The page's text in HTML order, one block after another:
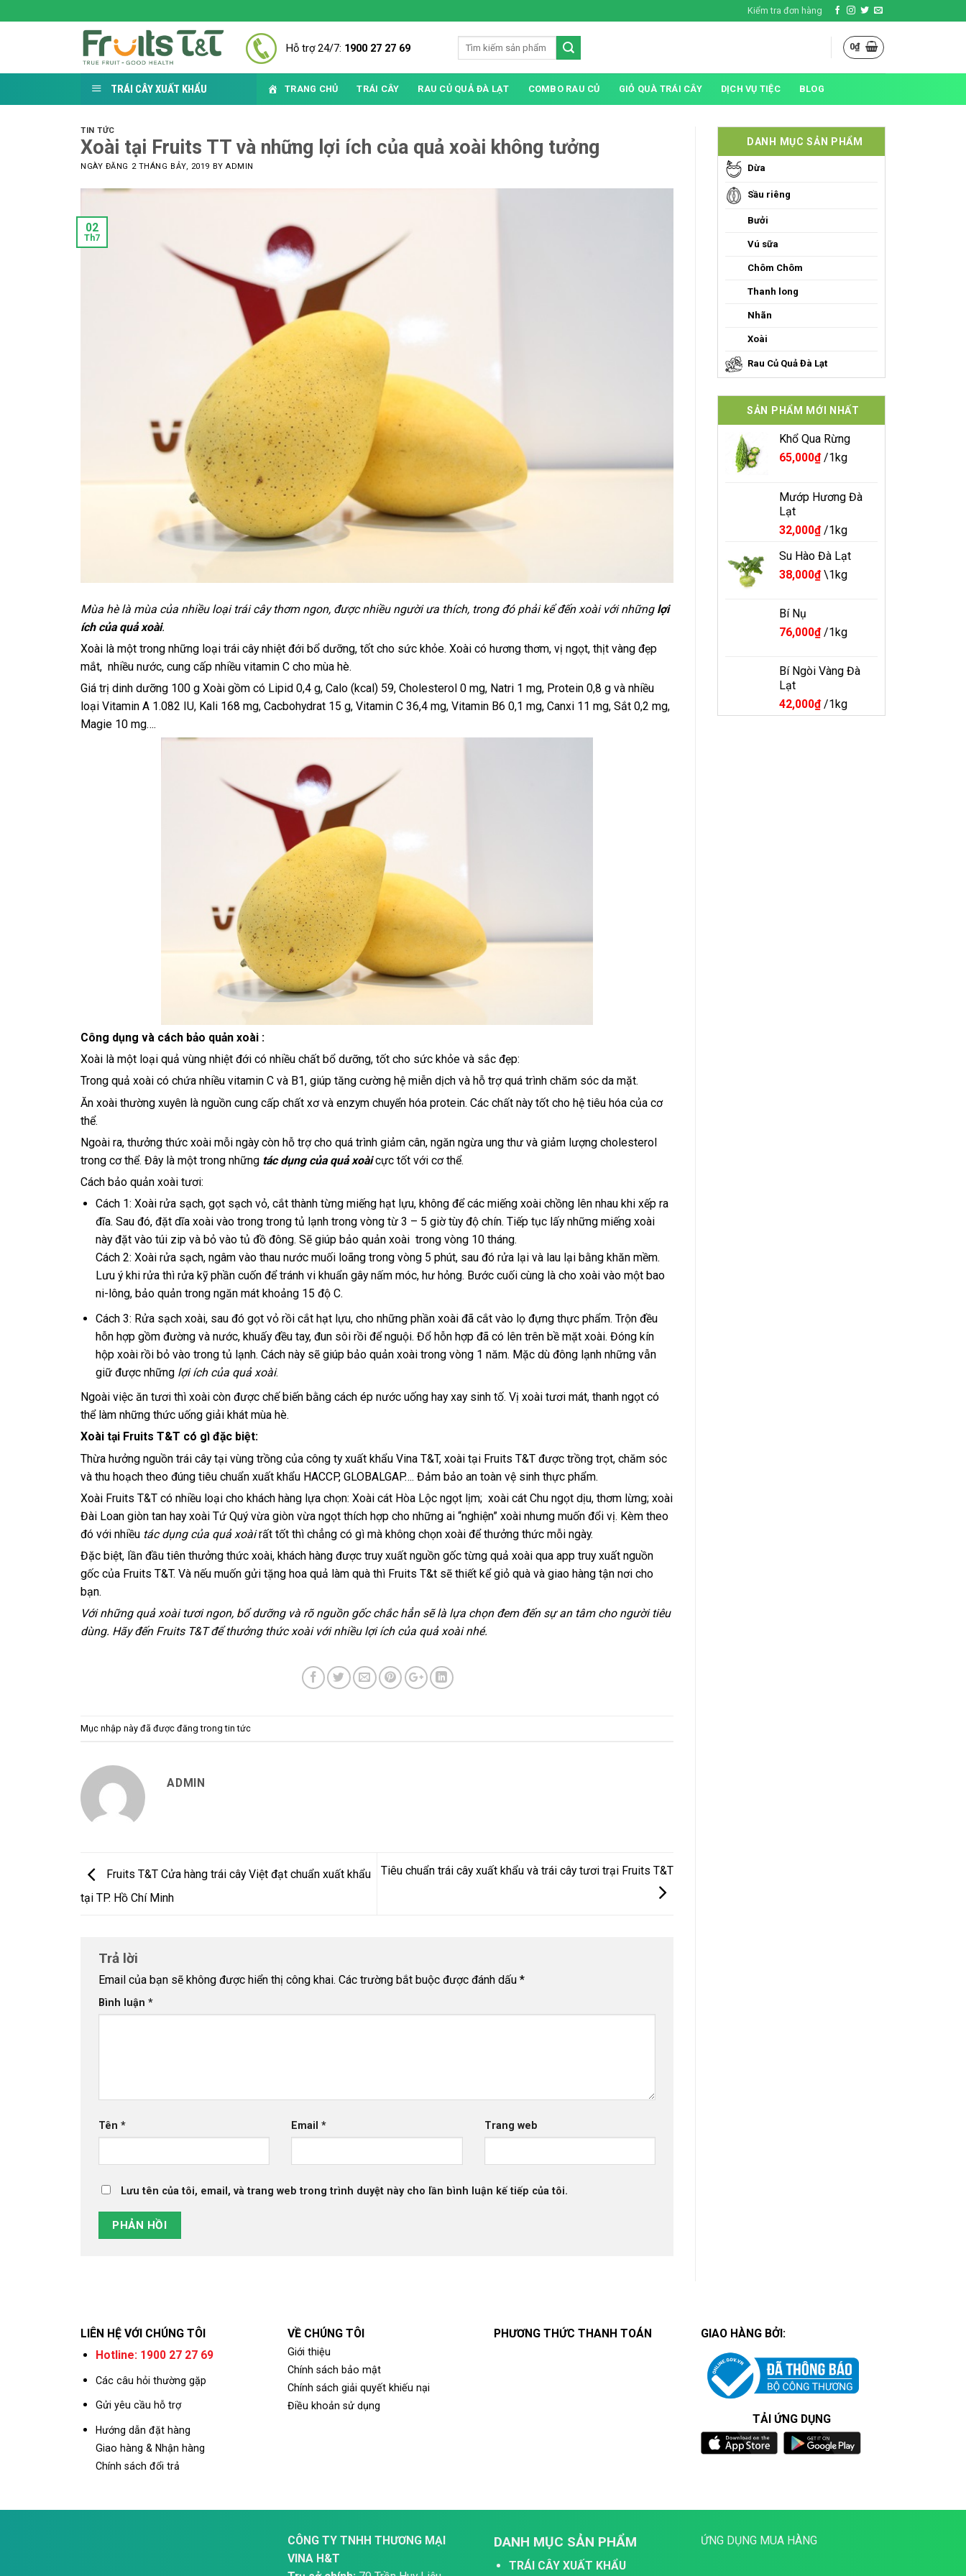
to
Kiểm tra đơn hàng
Hỗ trợ 24/7: 1900 27 27 69 0₫
TRÁI CÂY XUẤT KHẨU TRANG CHỦ TRÁI CÂY RAU CỦ QUẢ ĐÀ LẠT COMBO RAU CỦ GIỎ QUÀ TRÁI CÂY DỊCH VỤ TIỆC BLOG
TIN TỨC
Xoài tại Fruits TT và những lợi ích của quả xoài không tưởng
NGÀY ĐĂNG 2 THÁNG BẢY, 2019 BYADMIN
02
Th7
Mùa hè là mùa của nhiều loại trái cây thơm ngon, được nhiều người ưa thích, trong đó phải kể đến xoài với những lợi
ích của quả xoài.
Xoài là một trong những loại trái cây nhiệt đới bổ dưỡng, tốt cho sức khỏe. Xoài có hương thơm, vị ngọt, thịt vàng đẹp
mắt, nhiều nước, cung cấp nhiều vitamin C cho mùa hè.
Giá trị dinh dưỡng 100 g Xoài gồm có Lipid 0,4 g, Calo (kcal) 59, Cholesterol 0 mg, Natri 1 mg, Protein 0,8 g và nhiều
loại Vitamin A 1.082 IU, Kali 168 mg, Cacbohydrat 15 g, Vitamin C 36,4 mg, Vitamin B6 0,1 mg, Canxi 11 mg, Sắt 0,2 mg,
Magie 10 mg….
Công dụng và cách bảo quản xoài :
Xoài là một loại quả vùng nhiệt đới có nhiều chất bổ dưỡng, tốt cho sức khỏe và sắc đẹp:
Trong quả xoài có chứa nhiều vitamin C và B1, giúp tăng cường hệ miễn dịch và hỗ trợ quá trình chăm sóc da mặt.
Ăn xoài thường xuyên là nguồn cung cấp chất xơ và enzym chuyển hóa protein. Các chất này tốt cho hệ tiêu hóa của cơ
thể.
Ngoài ra, thưởng thức xoài mỗi ngày còn hỗ trợ cho quá trình giảm cân, ngăn ngừa ung thư và giảm lượng cholesterol
trong cơ thể. Đây là một trong những tác dụng của quả xoàicực tốt với cơ thể.
Cách bảo quản xoài tươi:
Cách 1: Xoài rửa sạch, gọt sạch vỏ, cắt thành từng miếng hạt lựu, không để các miếng xoài chồng lên nhau khi xếp ra
đĩa. Sau đó, đặt dĩa xoài vào trong trong tủ lạnh trong vòng từ 3 – 5 giờ tùy độ chín. Tiếp tục lấy những miếng xoài
này đặt vào túi zip và bỏ vào tủ đồ đông. Sẽ giúp bảo quản xoài trong vòng 10 tháng.
Cách 2: Xoài rửa sạch, ngâm vào thau nước muối loãng trong vòng 5 phút, sau đó rửa lại và lau lại bằng khăn mềm.
Lưu ý khi rửa thì rửa kỹ phần cuốn để tránh vi khuẩn gây nấm móc, hư hỏng. Bước cuối cùng là cho xoài vào một bao
ni-lông, bảo quản trong ngăn mát khoảng 15 độ C.
Cách 3: Rửa sạch xoài, sau đó gọt vỏ rồi cắt hạt lựu, cho những phần xoài đã cắt vào lọ đựng thực phẩm. Trộn đều
hỗn hợp gồm đường và nước, khuấy đều tay, đun sôi rồi để nguội. Đổ hỗn hợp đã có lên trên bề mặt xoài. Đóng kín
hộp xoài rồi bỏ vào trong tủ lạnh. Cách này sẽ giúp bảo quản xoài trong vòng 1 năm. Mặc dù đông lạnh những vẫn
giữ được những lợi ích của quả xoài.
Ngoài việc ăn tươi thì xoài còn được chế biến bằng cách ép nước uống hay xay sinh tố. Vị xoài tươi mát, thanh ngọt có
thể làm những thức uống giải khát mùa hè.
Xoài tại Fruits T&T có gì đặc biệt:
Thừa hưởng nguồn trái cây tại vùng trồng của công ty xuất khẩu Vina T&T, xoài tại Fruits T&T được trồng trọt, chăm sóc
và thu hoạch theo đúng tiêu chuẩn xuất khẩu HACCP, GLOBALGAP…. Đảm bảo an toàn vệ sinh thực phẩm.
Xoài Fruits T&T có nhiều loại cho khách hàng lựa chọn: Xoài cát Hòa Lộc ngọt lịm; xoài cát Chu ngọt dịu, thơm lừng; xoài
Đài Loan giòn tan hay xoài Tứ Quý vừa giòn vừa ngọt thích hợp cho những ai “nghiện” xoài nhưng muốn đổi vị. Kèm theo
đó với nhiều tác dụng của quả xoàirất tốt thì chẳng có gì mà không chọn xoài để thưởng thức mỗi ngày.
Đặc biệt, lần đầu tiên thưởng thức xoài, khách hàng được truy xuất nguồn gốc từng quả xoài qua app truy xuất nguồn
gốc của Fruits T&T. Và nếu muốn gửi tặng hoa quả làm quà thì Fruits T&t sẽ thiết kể giỏ quà và giao hàng tận nơi cho
bạn.
Với những quả xoài tươi ngon, bổ dưỡng và rõ nguồn gốc chắc hẳn sẽ là lựa chọn đem đến sự an tâm cho người tiêu
dùng. Hãy đến Fruits T&T để thưởng thức xoài với nhiều lợi ích của quả xoài nhé.
Mục nhập này đã được đăng trong tin tức
ADMIN
Fruits T&T Cửa hàng trái cây Việt đạt chuẩn xuất khẩu
tại TP. Hồ Chí Minh
Tiêu chuẩn trái cây xuất khẩu và trái cây tươi trại Fruits T&T
Trả lời
Email của bạn sẽ không được hiển thị công khai. Các trường bắt buộc được đánh dấu *
Bình luận *
Tên * Email* Trang web
Lưu tên của tôi, email, và trang web trong trình duyệt này cho lần bình luận kế tiếp của tôi.
DANH MỤC SẢN PHẨM
Dừa
Sầu riêng
Bưởi
Vú sữa
Chôm Chôm
Thanh long
Nhãn
Xoài
Rau Củ Quả Đà Lạt
SẢN PHẨM MỚI NHẤT
Khổ Qua Rừng
65,000₫/1kg
Mướp Hương Đà
Lạt
32,000₫/1kg
Su Hào Đà Lạt
38,000₫\1kg
Bí Nụ
76,000₫/1kg
Bí Ngòi Vàng Đà
Lạt
42,000₫/1kg
LIÊN HỆ VỚI CHÚNG TÔI
Hotline: 1900 27 27 69
Các câu hỏi thường gặp
Gửi yêu cầu hỗ trợ
Hướng dẫn đặt hàng
Giao hàng & Nhận hàng
Chính sách đổi trả
VỀ CHÚNG TÔI
Giới thiệu
Chính sách bảo mật
Chính sách giải quyết khiếu nại
Điều khoản sử dụng
PHƯƠNG THỨC THANH TOÁN GIAO HÀNG BỞI:
TẢI ỨNG DỤNG
CÔNG TY TNHH THƯƠNG MẠI
VINA H&T
DANH MỤC SẢN PHẨM
TRÁI CÂY XUẤT KHẨU
ỨNG DỤNG MUA HÀNG